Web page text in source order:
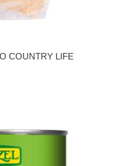
COUNTRY LIFE